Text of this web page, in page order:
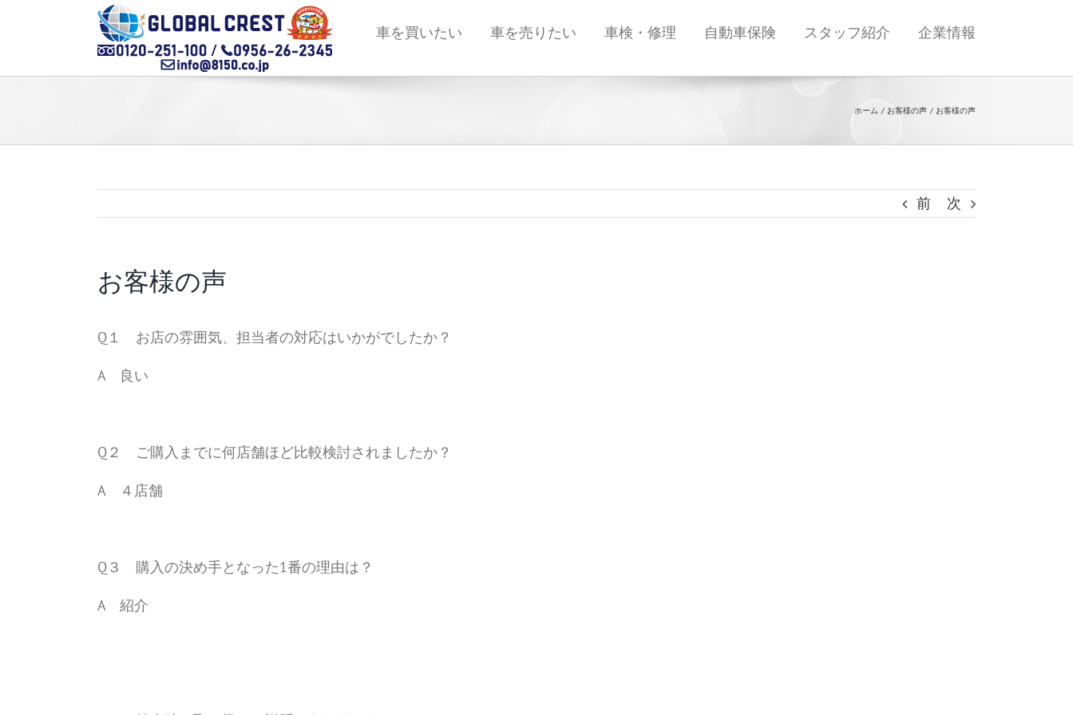
車を買いたい 車を売りたい 車検・修理 自動車保険 スタッフ紹介 企業情報
ホーム お客様の声 お客様の声
前 次
お客様の声
Q１ お店の雰囲気、担当者の対応はいかがでしたか？
A 良い
Q２ ご購入までに何店舗ほど比較検討されましたか？
A ４店舗
Q３ 購入の決め手となった1番の理由は？
A 紹介